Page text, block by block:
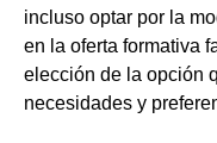
incluso optar por la
en la oferta formativa
elección de la opción
necesidades y